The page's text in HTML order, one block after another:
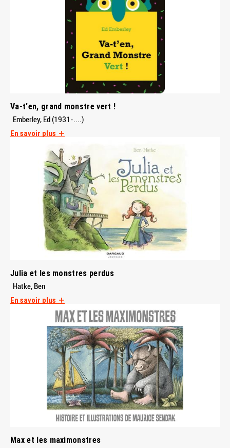
Va-t'en, grand monstre vert !
Emberley, Ed (1931-....)
En savoir plus
Julia et les monstres perdus
Hatke, Ben
En savoir plus
Max et les maximonstres